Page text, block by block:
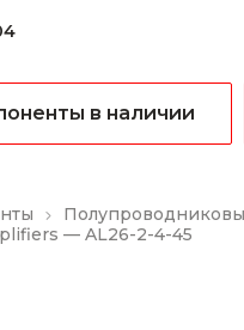
в наличии
— AL26-2-4-45